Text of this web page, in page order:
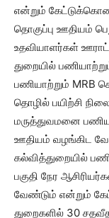
என்றும்
தொகுப்பு ஊதியம்
உதவியாளர்கள்
துறையில்
பணியாற்றும் MRB
தொழில் பயிற்சி
மருத்துவமனை
ஊதியம் வழங்கிட
கல்வித்துறையில்
பகுதி நேர
வேண்டும் என்றும்
துறைகளில் 30